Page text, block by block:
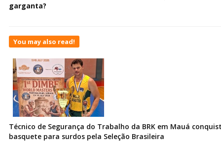
garganta?
You may also read!
Técnico de Segurança do Trabalho da BRK em Mauá
basquete para surdos pela Seleção Brasileira